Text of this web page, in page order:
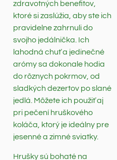
zdravotných benefitov,
ktoré si zaslúžia, aby ste ich
pravidelne zahrnuli do
svojho jedálnička. Ich
lahodná chuť a jedinečné
arómy sa dokonale hodia
do rôznych pokrmov, od
sladkých dezertov po slané
jedlá. Môžete ich použiť aj
pri pečení hruškového
koláča, ktorý je ideálny pre
jesenné a zimné sviatky.
Hrušky sú bohaté na